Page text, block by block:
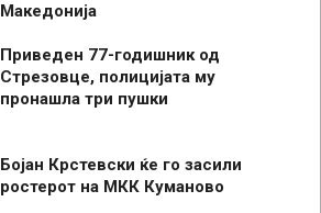
Македонија
Приведен 77-годишник од
Стрезовце, полицијата му
пронашла три пушки
Бојан Крстевски ќе го засили
ростерот на МКК Куманово